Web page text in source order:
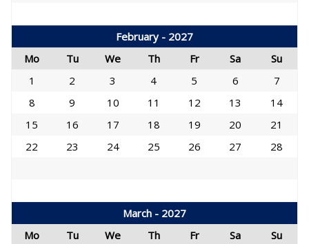
February - 2027
Mo
Tu We Th Fr Sa
Su
1
2 3 4 5 6
7
8
9 10 11 12 13
14
15
16 17 18 19 20
21
22
23 24 25 26 27 28
March - 2027
Mo
Tu We Th Fr Sa
Su